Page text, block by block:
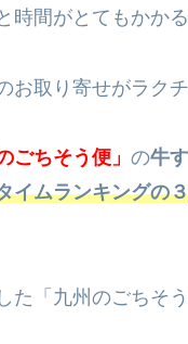
時間がとてもかか
お取り寄せがラク
ごちそう便」 の牛
イムランキングの
た「九州のごちそ